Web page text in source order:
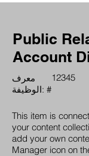
Public
Account
معرف
الوظيفة: #
12345
This item is
your content
add your own
Manager icon on